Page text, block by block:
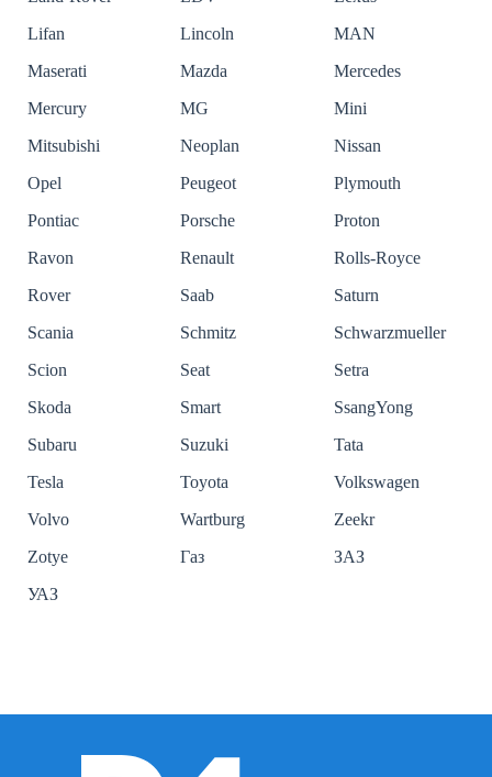
Lifan
Lincoln
MAN
Maserati
Mazda
Mercedes
Mercury
MG
Mini
Mitsubishi
Neoplan
Nissan
Opel
Peugeot
Plymouth
Pontiac
Porsche
Proton
Ravon
Renault
Rolls-Royce
Rover
Saab
Saturn
Scania
Schmitz
Schwarzmueller
Scion
Seat
Setra
Skoda
Smart
SsangYong
Subaru
Suzuki
Tata
Tesla
Toyota
Volkswagen
Volvo
Wartburg
Zeekr
Zotye
Газ
ЗАЗ
УАЗ